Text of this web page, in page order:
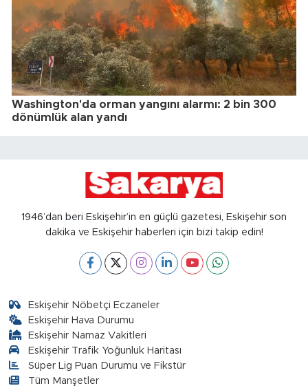
Washington'da orman yangını alarmı: 2 bin 300
dönümlük alan yandı
1946’dan beri Eskişehir’in en güçlü gazetesi, Eskişehir son
dakika ve Eskişehir haberleri için bizi takip edin!
Eskişehir Nöbetçi Eczaneler
Eskişehir Hava Durumu
Eskişehir Namaz Vakitleri
Eskişehir Trafik Yoğunluk Haritası
Süper Lig Puan Durumu ve Fikstür
Tüm Manşetler